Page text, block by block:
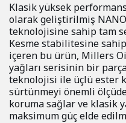
Klasik yüksek
olarak geliştirilmiş
teknolojisine sahip tam
Kesme stabilitesine
içeren bu ürün, Millers
yağları serisinin bir
teknolojisi ile üçlü ester
sürtünmeyi önemli
koruma sağlar ve klasik
maksimum güç elde